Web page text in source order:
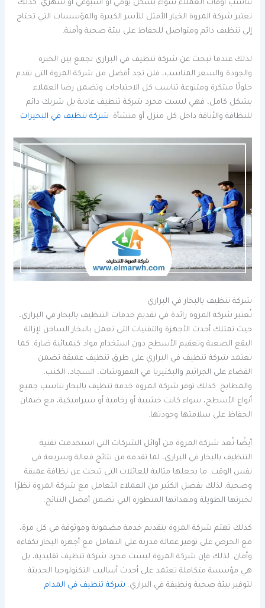
تناسب أوقات العملاء سواء بشكل يومي أو أسبوعي أو شهري. كذلك
تعتبر شركة المروة الخيار الأمثل للأسر الكبيرة والمؤسسات التي تحتاج
إلى تنظيف دائم ومتواصل للحفاظ على بيئة صحية وآمنة.
لذلك عندما تبحث عن شركة تنظيف في البراري تجمع بين الخبرة
والجودة والسعر المناسب، فلن تجد أفضل من شركة المروة التي تقدم
حلولًا مبتكرة ومتنوعة تناسب كل الاحتياجات وتضمن رضا العملاء
بشكل كامل، فهي ليست مجرد شركة تنظيف عادية بل شريك دائم
للنظافة والأناقة داخل كل منزل أو منشأة. شركة تنظيف في البحيرات
شركة تنظيف بالبخار في البراري
تُعتبر شركة المروة رائدة في تقديم خدمات التنظيف بالبخار في البراري،
حيث تمتلك أحدث الأجهزة والتقنيات التي تعمل بالبخار الساخن لإزالة
البقع الصعبة وتعقيم الأسطح دون استخدام مواد كيميائية ضارة. كما
تعتمد شركة تنظيف في البراري على طرق تنظيف عميقة تضمن
القضاء على الجراثيم والبكتيريا في المفروشات، السجاد، الكنب،
والمطابخ. كذلك توفر شركة المروة خدمة تنظيف بالبخار تناسب جميع
أنواع الأسطح، سواء كانت خشبية أو رخامية أو سيراميكية، مع ضمان
الحفاظ على سلامتها وجودتها.
أيضًا تُعد شركة المروة من أوائل الشركات التي استخدمت تقنية
التنظيف بالبخار في البراري، لما تقدمه من نتائج فعالة وسريعة في
نفس الوقت. ما يجعلها مثالية للعائلات التي تبحث عن نظافة عميقة
وصحية. لذلك يفضل الكثير من العملاء التعامل مع شركة المروة نظرًا
لخبرتها الطويلة ومعداتها المتطورة التي تضمن أفضل النتائج.
كذلك تهتم شركة المروة بتقديم خدمة مضمونة وموثوقة في كل مرة،
مع الحرص على توفير عمالة مدربة على التعامل مع أجهزة البخار بكفاءة
وأمان. لذلك فإن شركة المروة ليست مجرد شركة تنظيف تقليدية، بل
هي مؤسسة متكاملة تعتمد على أحدث أساليب التكنولوجيا الحديثة
لتوفير بيئة صحية ونظيفة في البراري. شركة تنظيف في المدام